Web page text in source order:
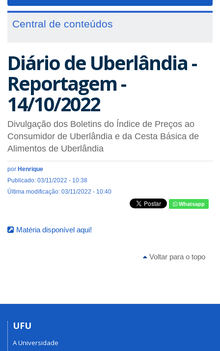
Central de conteúdos
Diário de Uberlândia -
Reportagem -
14/10/2022
Divulgação dos Boletins do Índice de Preços ao
Consumidor de Uberlândia e da Cesta Básica de
Alimentos de Uberlândia
por Henrique
Publicado: 03/11/2022 - 10:38
Última modificação: 03/11/2022 - 10:40
Whatsapp
Matéria disponível aqui!
Voltar para o topo
UFU
A Universidade